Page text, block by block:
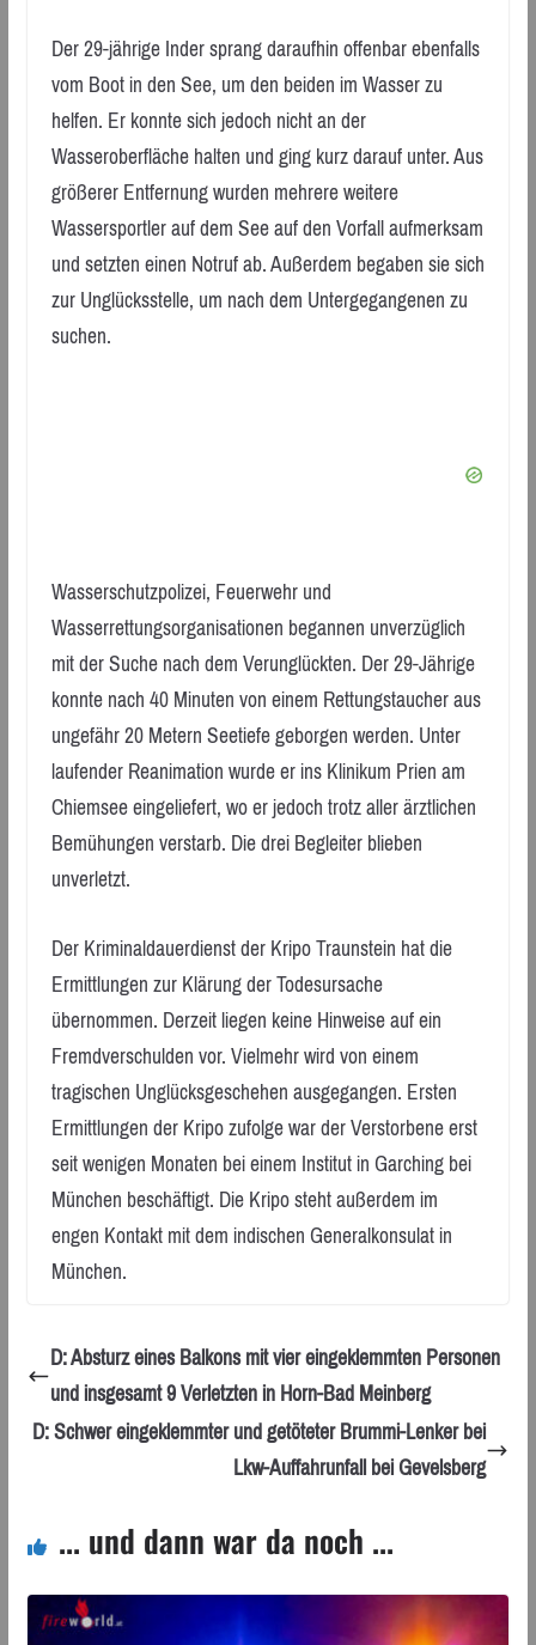
Der 29-jährige Inder sprang daraufhin offenbar ebenfalls
vom Boot in den See, um den beiden im Wasser zu
helfen. Er konnte sich jedoch nicht an der
Wasseroberfläche halten und ging kurz darauf unter. Aus
größerer Entfernung wurden mehrere weitere
Wassersportler auf dem See auf den Vorfall aufmerksam
und setzten einen Notruf ab. Außerdem begaben sie sich
zur Unglücksstelle, um nach dem Untergegangenen zu
suchen.
Wasserschutzpolizei, Feuerwehr und
Wasserrettungsorganisationen begannen unverzüglich
mit der Suche nach dem Verunglückten. Der 29-Jährige
konnte nach 40 Minuten von einem Rettungstaucher aus
ungefähr 20 Metern Seetiefe geborgen werden. Unter
laufender Reanimation wurde er ins Klinikum Prien am
Chiemsee eingeliefert, wo er jedoch trotz aller ärztlichen
Bemühungen verstarb. Die drei Begleiter blieben
unverletzt.
Der Kriminaldauerdienst der Kripo Traunstein hat die
Ermittlungen zur Klärung der Todesursache
übernommen. Derzeit liegen keine Hinweise auf ein
Fremdverschulden vor. Vielmehr wird von einem
tragischen Unglücksgeschehen ausgegangen. Ersten
Ermittlungen der Kripo zufolge war der Verstorbene erst
seit wenigen Monaten bei einem Institut in Garching bei
München beschäftigt. Die Kripo steht außerdem im
engen Kontakt mit dem indischen Generalkonsulat in
München.
D: Absturz eines Balkons mit vier eingeklemmten Personen
und insgesamt 9 Verletzten in Horn-Bad Meinberg
D: Schwer eingeklemmter und getöteter Brummi-Lenker bei
Lkw-Auffahrunfall bei Gevelsberg
... und dann war da noch ...